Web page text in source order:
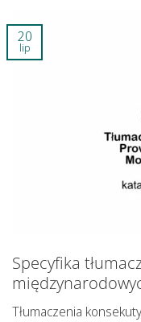
20
lip
Specyfika
Tłumaczenia